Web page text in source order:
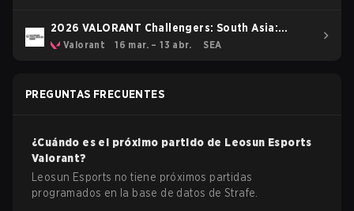
2026 VALORANT Challengers: South Asia:
Stage 1
Valorant 16 mar. – 13 abr. SEA
PREGUNTAS FRECUENTES
¿Cuándo es el próximo partido de Leosun Esports
Valorant?
Leosun Esports no tiene próximos partidas
programados en la base de datos de Strafe.